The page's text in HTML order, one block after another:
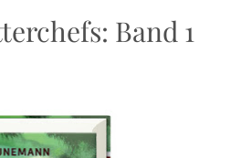
Band 1